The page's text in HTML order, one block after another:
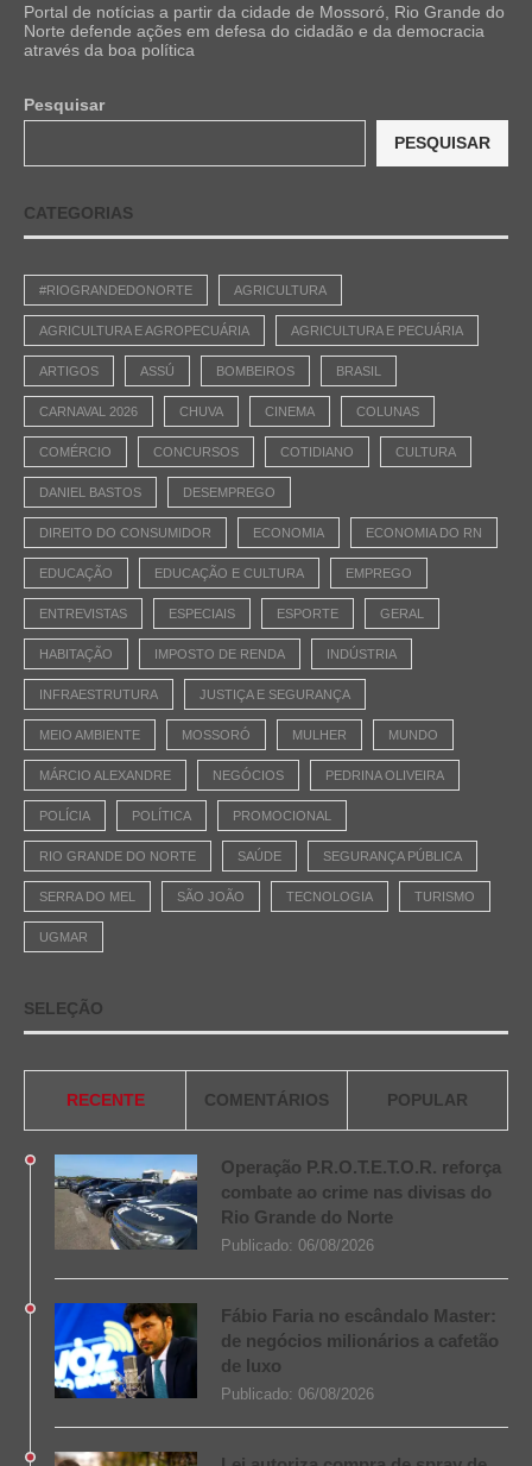
Portal de notícias a partir da cidade de Mossoró, Rio Grande do
Norte defende ações em defesa do cidadão e da democracia
através da boa política
Pesquisar
PESQUISAR
CATEGORIAS
#RIOGRANDEDONORTE AGRICULTURA
AGRICULTURA E AGROPECUÁRIA AGRICULTURA E PECUÁRIA
ARTIGOS ASSÚ BOMBEIROS BRASIL
CARNAVAL 2026 CHUVA CINEMA COLUNAS
COMÉRCIO CONCURSOS COTIDIANO CULTURA
DANIEL BASTOS DESEMPREGO
DIREITO DO CONSUMIDOR ECONOMIA ECONOMIA DO RN
EDUCAÇÃO EDUCAÇÃO E CULTURA EMPREGO
ENTREVISTAS ESPECIAIS ESPORTE GERAL
HABITAÇÃO IMPOSTO DE RENDA INDÚSTRIA
INFRAESTRUTURA JUSTIÇA E SEGURANÇA
MEIO AMBIENTE MOSSORÓ MULHER MUNDO
MÁRCIO ALEXANDRE NEGÓCIOS PEDRINA OLIVEIRA
POLÍCIA POLÍTICA PROMOCIONAL
RIO GRANDE DO NORTE SAÚDE SEGURANÇA PÚBLICA
SERRA DO MEL SÃO JOÃO TECNOLOGIA TURISMO
UGMAR
SELEÇÃO
RECENTE COMENTÁRIOS POPULAR
Operação P.R.O.T.E.T.O.R. reforça
combate ao crime nas divisas do
Rio Grande do Norte
Publicado: 06/08/2026
Fábio Faria no escândalo Master:
de negócios milionários a cafetão
de luxo
Publicado: 06/08/2026